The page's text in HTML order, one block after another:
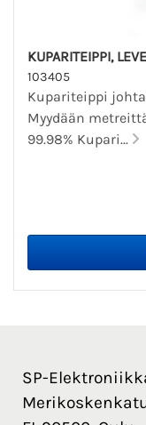
KUPARITEIPPI,
103405
Kupariteippi
Myydään
99.98% Kupari...
SP-